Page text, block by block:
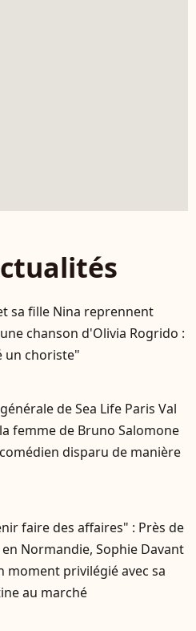
sa fille Nina reprennent
chanson d'Olivia Rogrido :
un choriste"
de Sea Life Paris Val
femme de Bruno Salomone
disparu de manière
faire des affaires" : Près de
Normandie, Sophie Davant
moment privilégié avec sa
au marché